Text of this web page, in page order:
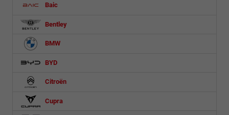
Baic
Bentley
BMW
BYD
Citroën
Cupra